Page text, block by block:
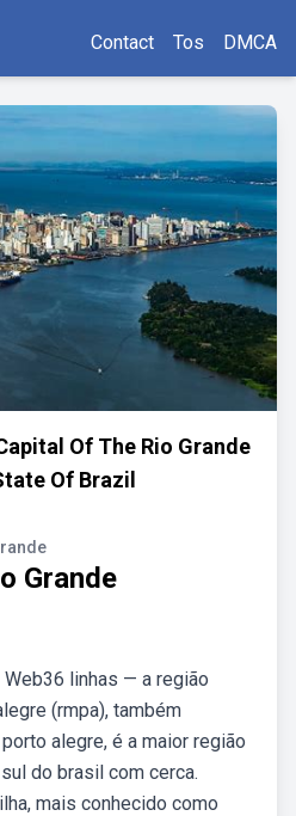
Contact Tos DMCA
Of The Rio Grande
Of Brazil
Grande
linhas — a região
(rmpa), também
alegre, é a maior região
do brasil com cerca.
mais conhecido como